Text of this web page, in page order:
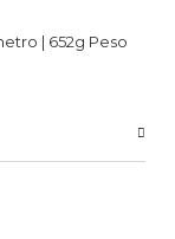
| 652g Peso